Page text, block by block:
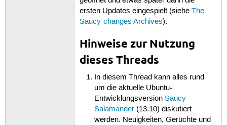
ersten Updates eingespielt (siehe The
Saucy-changes Archives).
Hinweise zur Nutzung
dieses Threads
In diesem Thread kann alles rund
um die aktuelle Ubuntu-
EntwicklungsversionSaucy
Salamander (13.10) diskutiert
werden. Neuigkeiten, Gerüchte und